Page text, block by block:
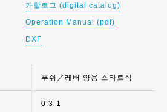
카탈로그 (digital catalog)
Operation Manual (pdf)
DXF
푸쉬／레버 양용 스타트식
0.3-1